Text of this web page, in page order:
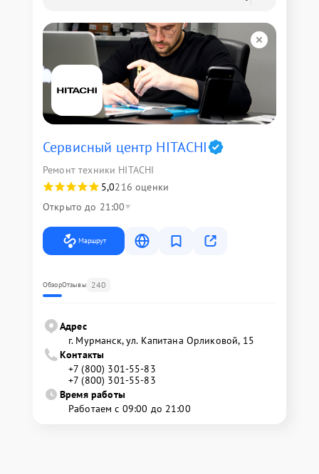
Сервисный центр HITACHI
Ремонт техники HITACHI
5,0216 оценки
Открыто до 21:00
Маршрут
ОбзорОтзывы 240
Адрес
г. Мурманск, ул. Капитана Орликовой, 15
Контакты
+7 (800) 301-55-83
+7 (800) 301-55-83
Время работы
Работаем с 09:00 до 21:00